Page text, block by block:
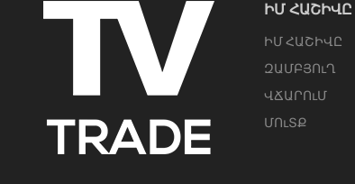
ԻՄ ՀԱՇԻՎԸ
ԻՄ ՀԱՇԻՎԸ
ԶԱՄԲՅՈւՂ
ՎՃԱՐՈւՄ
ՄՈւՏՔ